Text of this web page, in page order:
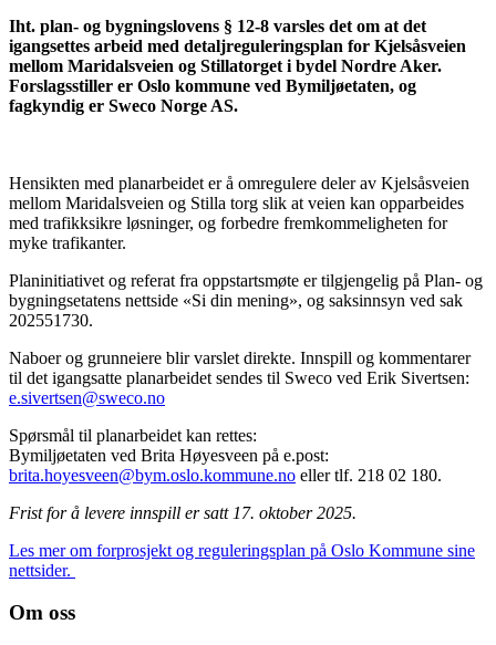
Iht. plan- og bygningslovens § 12-8 varsles det om at det
igangsettes arbeid med detaljreguleringsplan for Kjelsåsveien
mellom Maridalsveien og Stillatorget i bydel Nordre Aker.
Forslagsstiller er Oslo kommune ved Bymiljøetaten, og
fagkyndig er Sweco Norge AS.
Hensikten med planarbeidet er å omregulere deler av Kjelsåsveien
mellom Maridalsveien og Stilla torg slik at veien kan opparbeides
med trafikksikre løsninger, og forbedre fremkommeligheten for
myke trafikanter.
Planinitiativet og referat fra oppstartsmøte er tilgjengelig på Plan- og
bygningsetatens nettside «Si din mening», og saksinnsyn ved sak
202551730.
Naboer og grunneiere blir varslet direkte. Innspill og kommentarer
til det igangsatte planarbeidet sendes til Sweco ved Erik Sivertsen:
e.sivertsen@sweco.no
Spørsmål til planarbeidet kan rettes:
Bymiljøetaten ved Brita Høyesveen på e.post:
brita.hoyesveen@bym.oslo.kommune.no eller tlf. 218 02 180.
Frist for å levere innspill er satt 17. oktober 2025.
Les mer om forprosjekt og reguleringsplan på Oslo Kommune sine
nettsider.
Om oss